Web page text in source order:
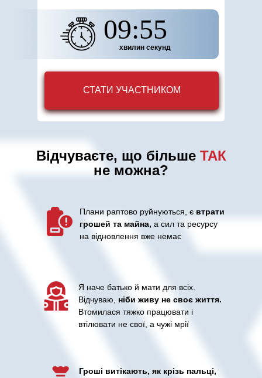
СТАТИ УЧАСТНИКОМ
09:53
хвилин секунд
Плани раптово руйнуються, є втрати
грошей та майна, а сил та ресурсу
на відновлення вже немає
Я наче батько й мати для всіх.
Відчуваю, ніби живу не своє життя.
Втомилася тяжко працювати і
втілювати не свої, а чужі мрії
Гроші витікають, як крізь пальці,
Відчуваєте, що більше ТАК
не можна?